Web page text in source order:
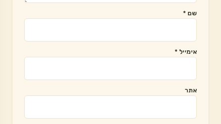
שם *
אימייל *
אתר